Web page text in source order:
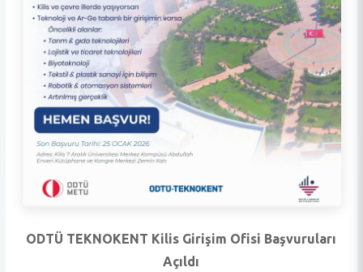
ODTÜ TEKNOKENT Kilis Girişim Ofisi Başvuruları
Açıldı